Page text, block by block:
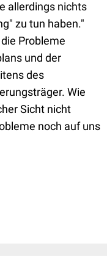
allerdings nichts
zu tun haben."
Probleme
und der
des
Wie
Sicht nicht
noch auf uns